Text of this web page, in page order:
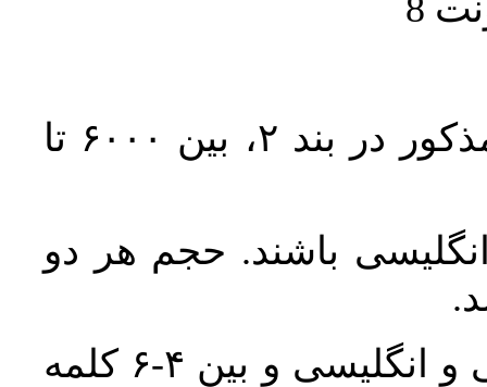
حجم کل مقاله با احتساب تمام بخش‌های مذکور در بند ۲، بین ۶۰۰۰ تا
باشند. حجم هر دو
واژگان کلیدی بلافاصله پس از چکیده فارسی و انگلیسی و بین ۴-۶ کلمه